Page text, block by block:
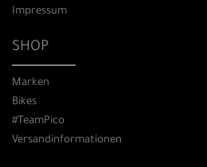
Impressum
SHOP
Marken
Bikes
#TeamPico
Versandinformationen